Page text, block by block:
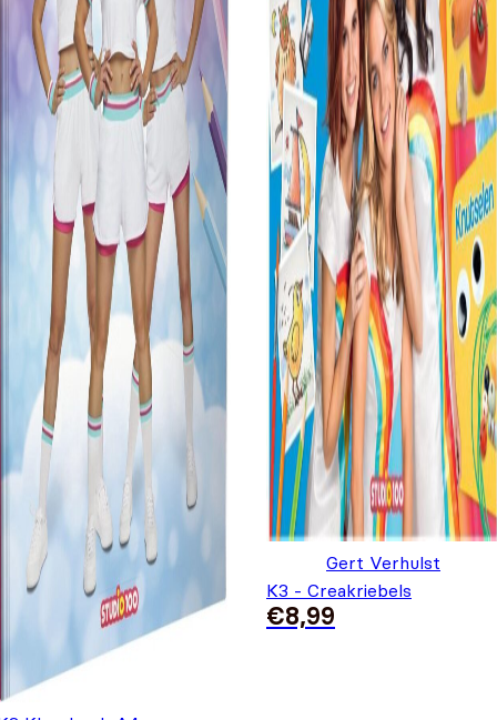
Gert Verhulst
K3 - Creakriebels
€8,99